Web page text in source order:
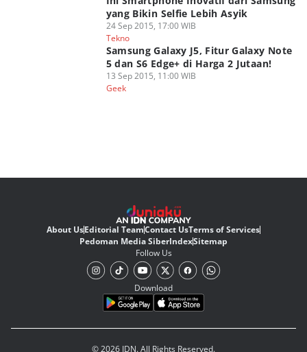
yang Bikin Selfie Lebih Asyik
24 Sep 2015, 17:00 WIB
Tekno
Samsung Galaxy J5, Fitur Galaxy Note
5 dan S6 Edge+ di Harga 2 Jutaan!
13 Sep 2015, 11:00 WIB
Geek
About UsEditorial TeamContact UsTerms of Services
Pedoman Media SiberIndexSitemap
Follow Us
Download
© 2026 IDN. All Rights Reserved.